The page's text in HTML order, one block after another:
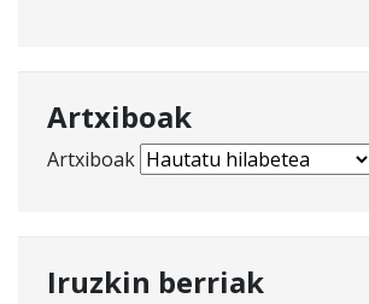
Artxiboak
Artxiboak
Iruzkin berriak